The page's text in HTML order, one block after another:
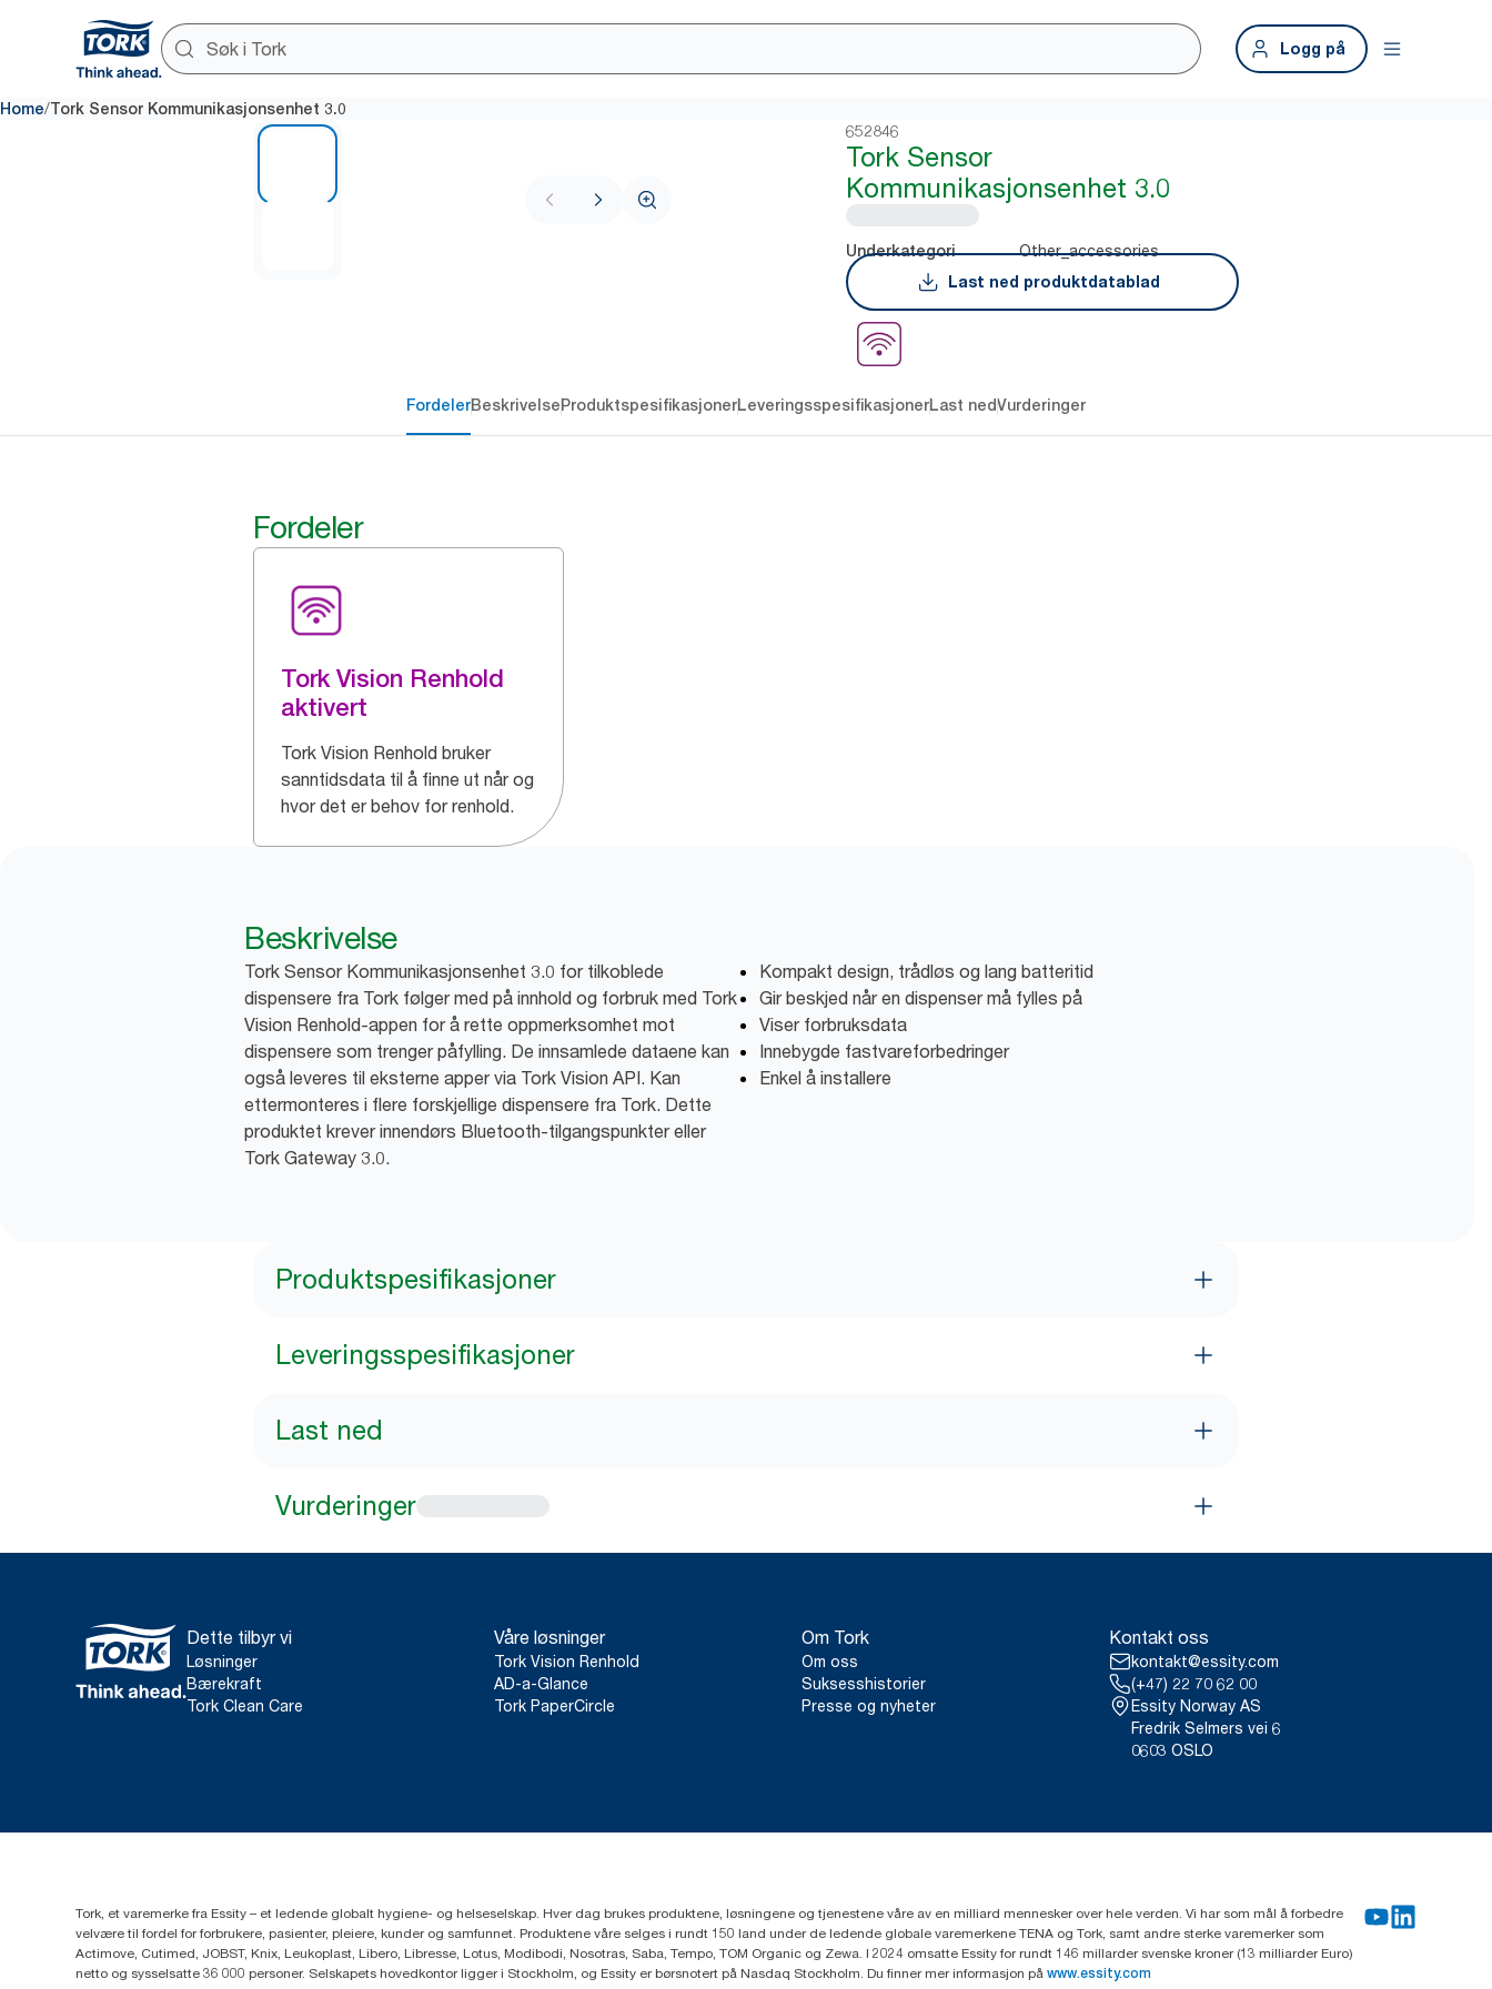
Logg på
Home/Tork Sensor Kommunikasjonsenhet 3.0
652846
Tork Sensor
Kommunikasjonsenhet 3.0
Underkategori
Other_accessories
Last ned produktdatablad
FordelerBeskrivelseProduktspesifikasjonerLeveringsspesifikasjonerLast nedVurderinger
Fordeler
Tork Vision Renhold
aktivert
Tork Vision Renhold bruker
sanntidsdata til å finne ut når og
hvor det er behov for renhold.
Beskrivelse
Tork Sensor Kommunikasjonsenhet 3.0 for tilkoblede
dispensere fra Tork følger med på innhold og forbruk med Tork
Vision Renhold-appen for å rette oppmerksomhet mot
dispensere som trenger påfylling. De innsamlede dataene kan
også leveres til eksterne apper via Tork Vision API. Kan
ettermonteres i flere forskjellige dispensere fra Tork. Dette
produktet krever innendørs Bluetooth-tilgangspunkter eller
Tork Gateway 3.0.
Kompakt design, trådløs og lang batteritid
Gir beskjed når en dispenser må fylles på
Viser forbruksdata
Innebygde fastvareforbedringer
Enkel å installere
Produktspesifikasjoner
Leveringsspesifikasjoner
Last ned
Vurderinger
Dette tilbyr vi
Løsninger
Bærekraft
Tork Clean Care
Våre løsninger
Tork Vision Renhold
AD-a-Glance
Tork PaperCircle
Om Tork
Om oss
Suksesshistorier
Presse og nyheter
Kontakt oss
kontakt@essity.com
(+47) 22 70 62 00
Essity Norway AS
Fredrik Selmers vei 6
0603 OSLO
Tork, et varemerke fra Essity – et ledende globalt hygiene- og helseselskap. Hver dag brukes produktene, løsningene og tjenestene våre av en milliard mennesker over hele verden. Vi har som mål å forbedre
velvære til fordel for forbrukere, pasienter, pleiere, kunder og samfunnet. Produktene våre selges i rundt 150 land under de ledende globale varemerkene TENA og Tork, samt andre sterke varemerker som
Actimove, Cutimed, JOBST, Knix, Leukoplast, Libero, Libresse, Lotus, Modibodi, Nosotras, Saba, Tempo, TOM Organic og Zewa. I 2024 omsatte Essity for rundt 146 millarder svenske kroner (13 milliarder Euro)
netto og sysselsatte 36 000 personer. Selskapets hovedkontor ligger i Stockholm, og Essity er børsnotert på Nasdaq Stockholm. Du finner mer informasjon på www.essity.com